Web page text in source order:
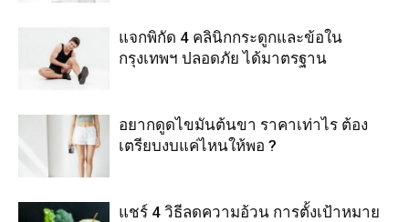
แจกพิกัด 4 คลินิกกระดูกและข้อใน
กรุงเทพฯ ปลอดภัย ได้มาตรฐาน
อยากดูดไขมันต้นขา ราคาเท่าไร ต้อง
เตรียบงบแค่ไหนให้พอ ?
แชร์ 4 วิธีลดความอ้วน การตั้งเป้าหมาย